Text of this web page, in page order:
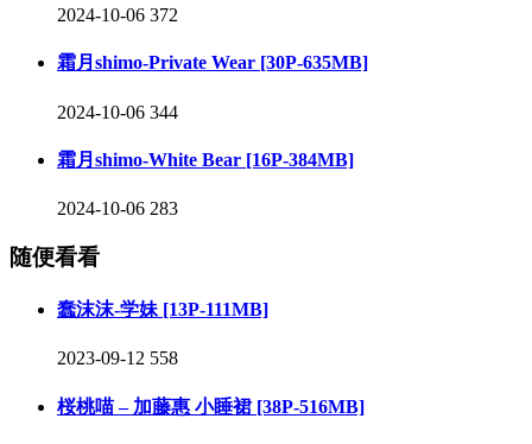
2024-10-06 372
霜月shimo-Private Wear [30P-635MB]
2024-10-06 344
霜月shimo-White Bear [16P-384MB]
2024-10-06 283
随便看看
蠢沫沫-学妹 [13P-111MB]
2023-09-12 558
桜桃喵 – 加藤惠 小睡裙 [38P-516MB]